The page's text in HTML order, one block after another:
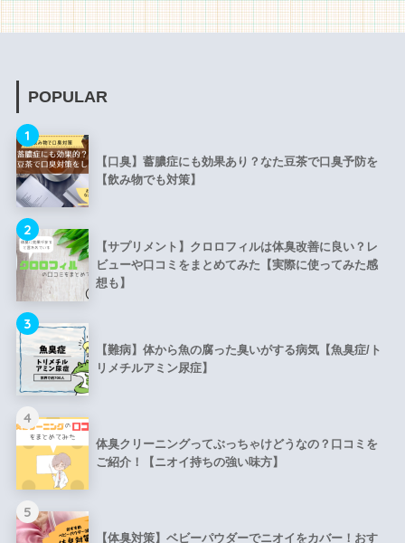
POPULAR
1
【口臭】蓄膿症にも効果あり？なた豆茶で口臭予防を
【飲み物でも対策】
2
【サプリメント】クロロフィルは体臭改善に良い？レ
ビューや口コミをまとめてみた【実際に使ってみた感
想も】
3
【難病】体から魚の腐った臭いがする病気【魚臭症/ト
リメチルアミン尿症】
4
体臭クリーニングってぶっちゃけどうなの？口コミを
ご紹介！【ニオイ持ちの強い味方】
5
【体臭対策】ベビーパウダーでニオイをカバー！おす